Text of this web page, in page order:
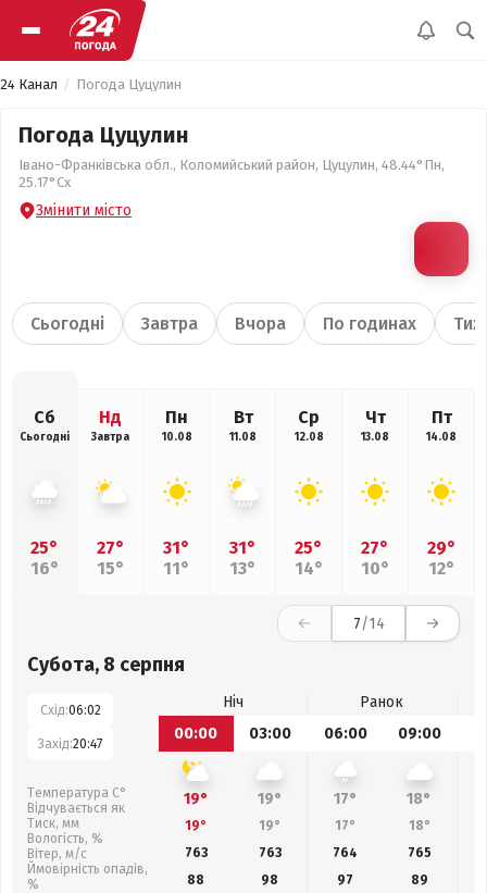
24 Канал Погода Цуцулин
Погода Цуцулин
Івано-Франківська обл., Коломийський район, Цуцулин, 48.44°Пн,
25.17°Сх
Змінити місто
Сьогодні Завтра Вчора По годинах
Сб
Сьогодні
25°
16°
Нд
Завтра
27°
15°
Пн
10.08
31°
11°
Вт
11.08
31°
13°
Ср
12.08
25°
14°
Чт
13.08
27°
10°
Пт
14.08
29°
12°
7/14
Субота, 8 серпня
Схід:06:02
Захід:20:47
Температура С°
Відчувається як
Тиск, мм
Вологість, %
Вітер, м/с
Ймовірність опадів,
%
Ніч
Ранок
00:00
03:00 06:00 09:00
19° 19° 17° 18°
19° 19° 17° 18°
763
763 764 765
88
98 97 89